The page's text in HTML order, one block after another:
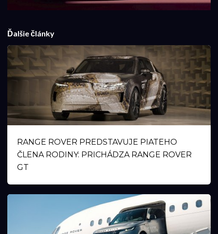
Ďalšie články
RANGE ROVER PREDSTAVUJE PIATEHO
ČLENA RODINY: PRICHÁDZA RANGE ROVER
GT